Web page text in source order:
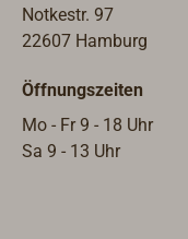
Brenneranzahl
TOPLICHT
Weitere
eines
mit Ceranfeld,
geliefert
umfasst
außen
Deckel.
liegt
Notkestr. 97
22607 Hamburg
Öffnungszeiten
Mo - Fr 9 - 18 Uhr
Sa 9 - 13 Uhr